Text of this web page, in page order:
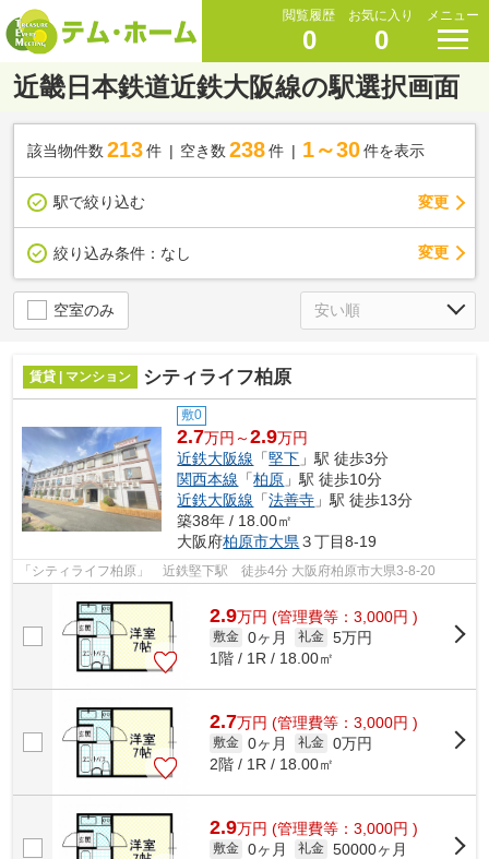
閲覧履歴
0
お気に入り
0
メニュー
近畿日本鉄道近鉄大阪線の駅選択画面
該当物件数 213件 空き数 238 件 1～30 件を表示
駅で絞り込む 変更
絞り込み条件： なし 変更
空室のみ
賃貸 | マンション シティライフ柏原
敷0
2.7万円～2.9万円
近鉄大阪線 「堅下 」駅 徒歩3分
関西本線 「柏原 」駅 徒歩10分
近鉄大阪線 「法善寺 」駅 徒歩13分
築38年 / 18.00㎡
大阪府柏原市大県３丁目8-19
「シティライフ柏原」 近鉄堅下駅 徒歩4分 大阪府柏原市大県3-8-20
2.9万円 (管理費等：3,000円 )
敷金 0ヶ月 礼金 5万円
1階 / 1R / 18.00㎡
2.7万円 (管理費等：3,000円 )
敷金 0ヶ月 礼金 0万円
2階 / 1R / 18.00㎡
2.9万円 (管理費等：3,000円 )
敷金 0ヶ月 礼金 50000ヶ月